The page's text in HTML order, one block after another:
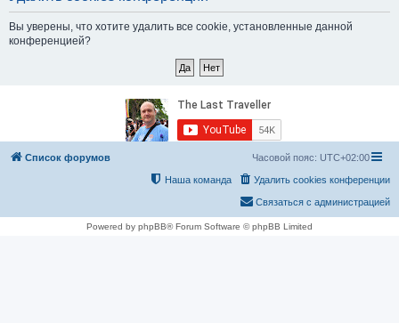
Вы уверены, что хотите удалить все cookie, установленные данной
конференцией?
Список форумов Часовой пояс: UTC+02:00
Удалить cookies конференции
Наша команда
Связаться с администрацией
Powered by phpBB® Forum Software © phpBB Limited